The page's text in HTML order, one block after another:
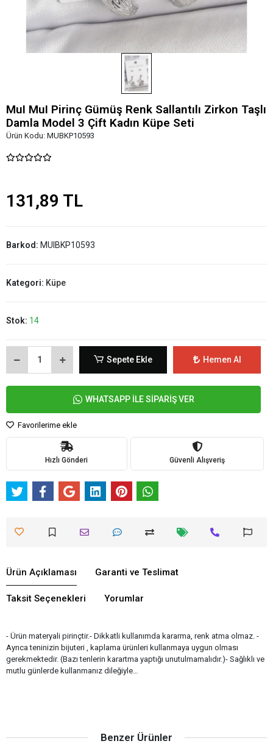
MuI MuI Pirinç Gümüş Renk Sallantılı Zirkon Taşlı
Damla Model 3 Çift Kadın Küpe Seti
Ürün Kodu: MUBKP10593
131,89 TL
Barkod: MUIBKP10593
Kategori: Küpe
Stok: 14
Sepete Ekle Hemen Al
WHATSAPP İLE SİPARİŞ VER
Favorilerime ekle
Hızlı Gönderi Güvenli Alışveriş
Ürün Açıklaması Garanti ve Teslimat
Taksit Seçenekleri Yorumlar
- Ürün materyali pirinçtir.- Dikkatli kullanımda kararma, renk atma olmaz. -
Ayrıca teninizin bijuteri , kaplama ürünleri kullanmaya uygun olması
gerekmektedir. (Bazı tenlerin karartma yaptığı unutulmamalıdır.)- Sağlıklı ve
mutlu günlerde kullanmanız dileğiyle…
Benzer Ürünler